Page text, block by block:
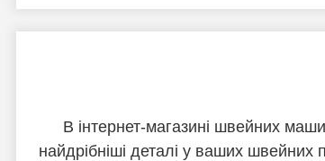
В інтернет-магазині швейних
найдрібніші деталі у ваших швейних